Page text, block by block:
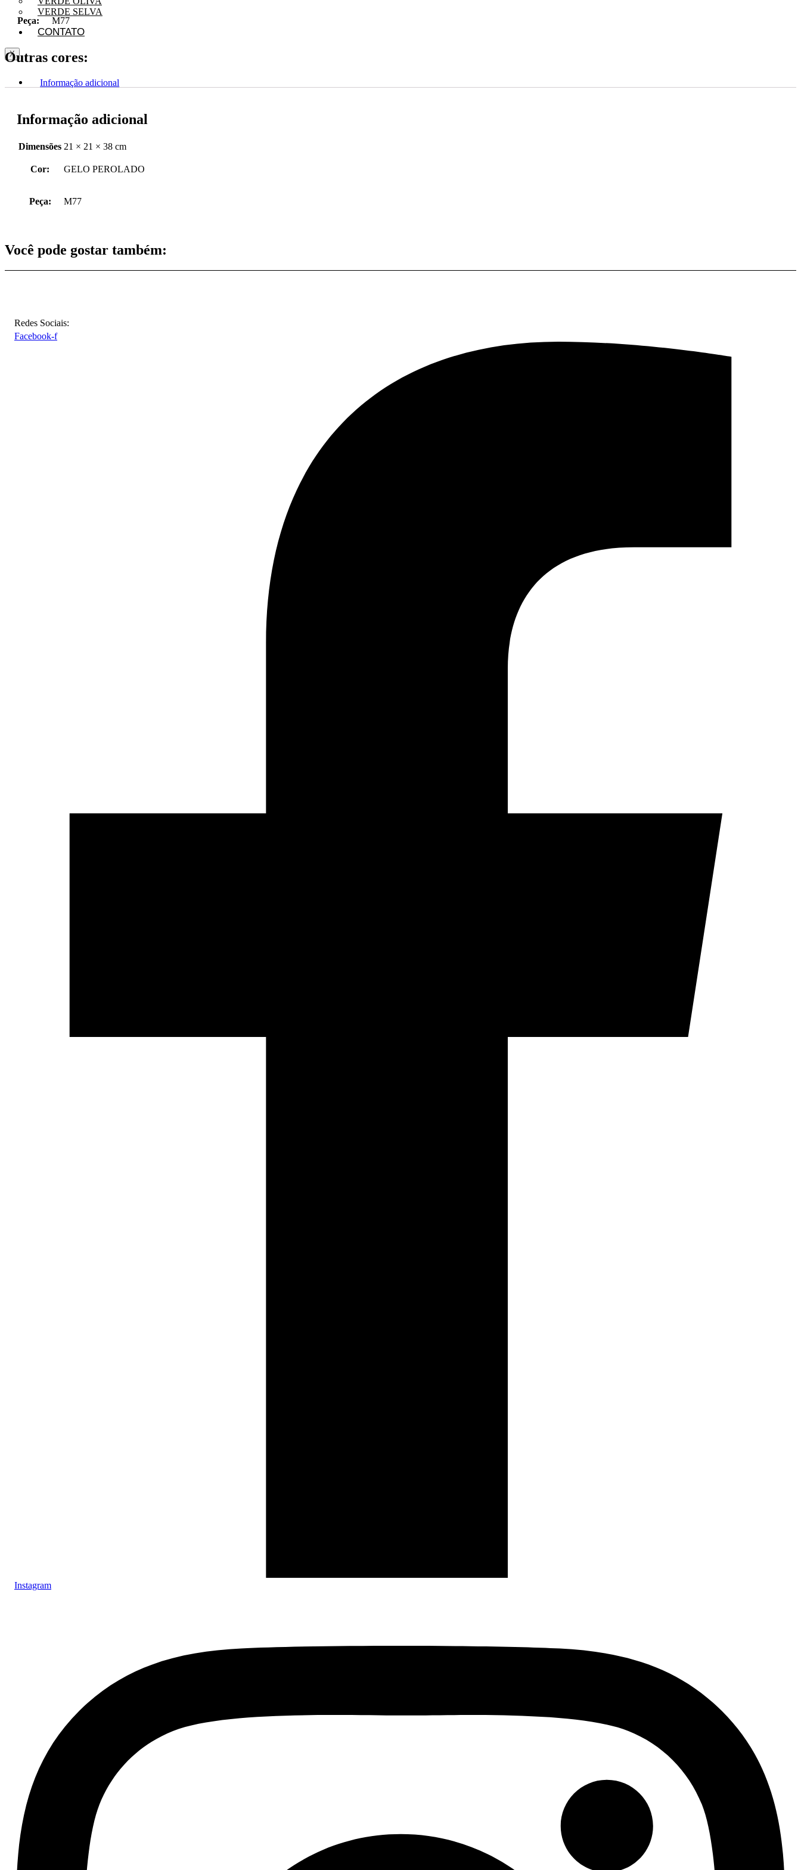
VERDE SELVA
CONTATO
X
Peça: M77
Outras cores:
Informação adicional
Informação adicional
Dimensões 21 × 21 × 38 cm
Cor: GELO PEROLADO
Peça: M77
Você pode gostar também:
Redes Sociais:
Facebook-f
Instagram